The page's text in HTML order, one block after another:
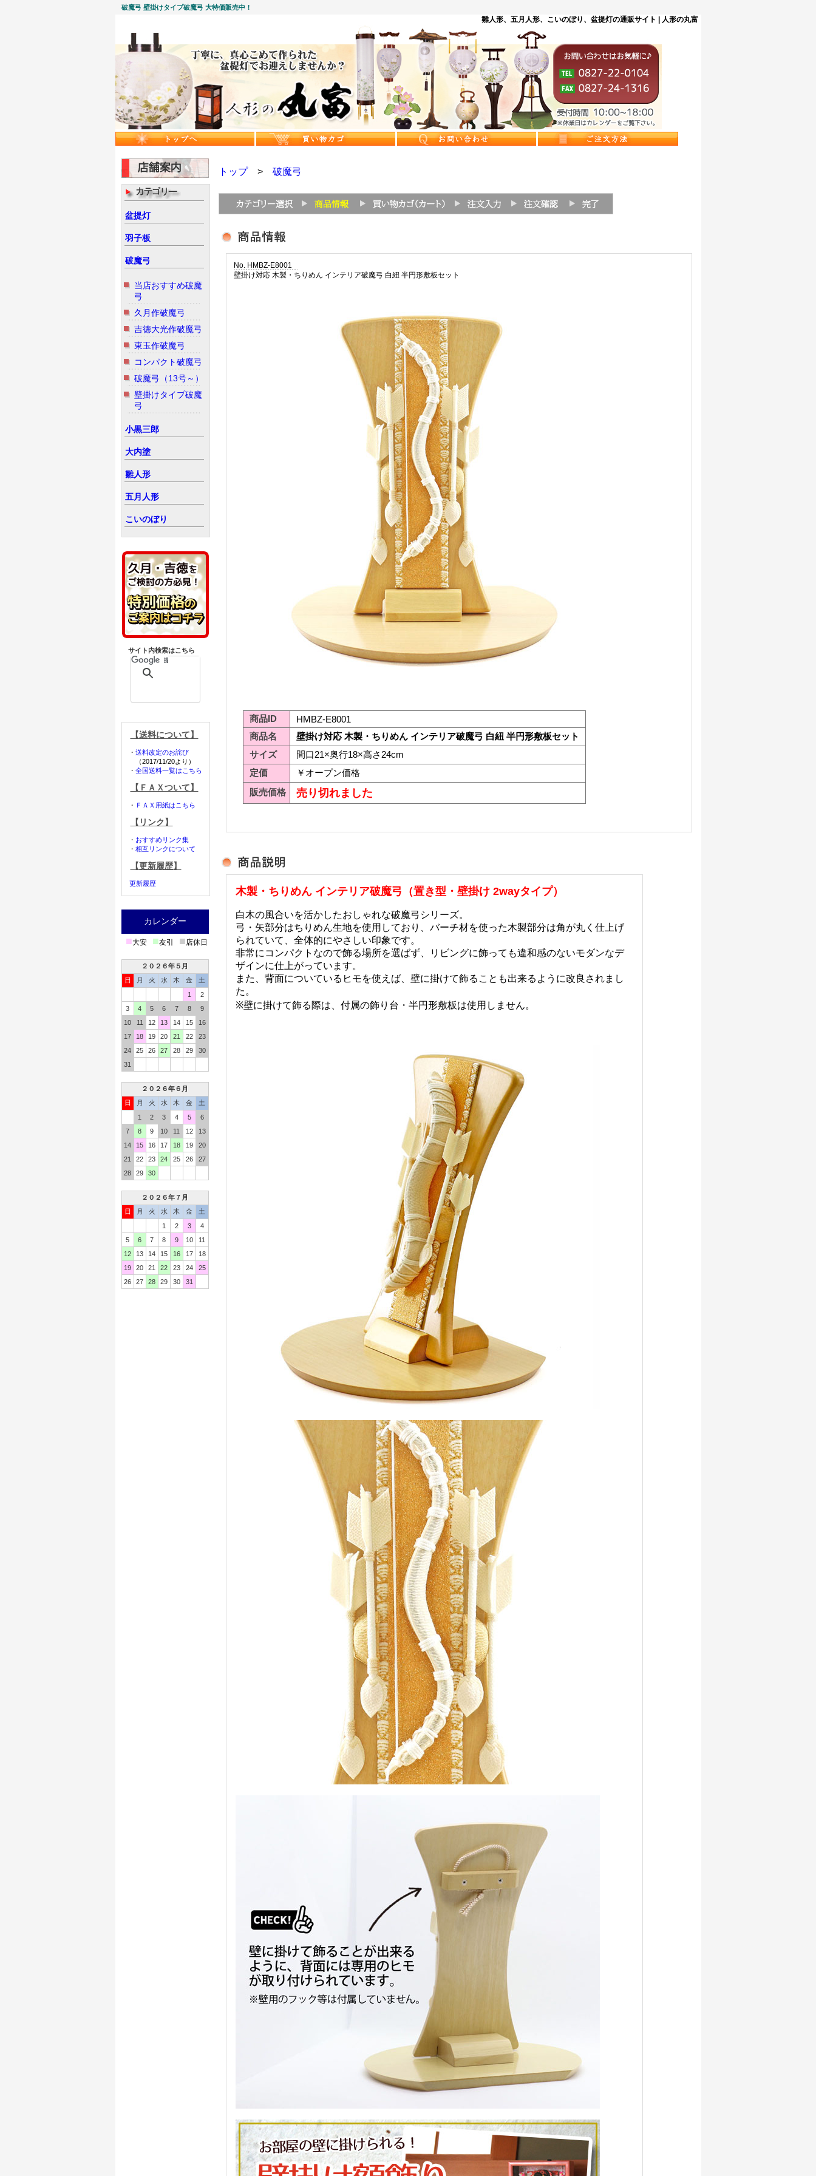
破魔弓 壁掛けタイプ破魔弓 大特価販売中！
雛人形、五月人形、こいのぼり、盆提灯の通販サイト | 人形の丸富
盆提灯
羽子板
破魔弓
当店おすすめ破魔
弓
久月作破魔弓
吉徳大光作破魔弓
東玉作破魔弓
コンパクト破魔弓
破魔弓（13号～）
壁掛けタイプ破魔
弓
小黒三郎
大内塗
雛人形
五月人形
こいのぼり
サイト内検索はこちら
【送料について】
・ 送料改定のお詫び
（2017/11/20より）
・ 全国送料一覧はこちら
【ＦＡＸついて】
・ ＦＡＸ用紙はこちら
【リンク】
・ おすすめリンク集
・ 相互リンクについて
【更新履歴】
更新履歴
カレンダー
■大安 ■友引 ■店休日
２０２６年５月
日
月 火 水 木 金
土
1
2
3
4 5 6 7 8
9
10
11 12 13 14 15
16
17
18 19 20 21 22
23
24
25 26 27 28 29
30
31
２０２６年６月
日
月 火 水 木 金
土
1
2 3 4 5
6
7
8 9 10 11 12
13
14
15 16 17 18 19
20
21
22 23 24 25 26
27
28
29 30
２０２６年７月
日
月 火 水 木 金
土
1
2 3
4
5
6 7 8 9 10
11
12
13 14 15 16 17
18
19
20 21 22 23 24
25
26
27 28 29 30 31
トップ> 破魔弓
No. HMBZ-E8001
壁掛け対応 木製・ちりめん インテリア破魔弓 白紐 半円形敷板セット
商品ID
HMBZ-E8001
商品名
壁掛け対応 木製・ちりめん インテリア破魔弓 白紐 半円形敷板セット
サイズ
間口21×奥行18×高さ24cm
定価
￥オープン価格
販売価格
売り切れました
木製・ちりめん インテリア破魔弓（置き型・壁掛け 2wayタイプ）
白木の風合いを活かしたおしゃれな破魔弓シリーズ。
弓・矢部分はちりめん生地を使用しており、バーチ材を使った木製部分は角が丸く仕上げ
られていて、全体的にやさしい印象です。
非常にコンパクトなので飾る場所を選ばず、リビングに飾っても違和感のないモダンなデ
ザインに仕上がっています。
また、背面についているヒモを使えば、壁に掛けて飾ることも出来るように改良されまし
た。
※壁に掛けて飾る際は、付属の飾り台・半円形敷板は使用しません。